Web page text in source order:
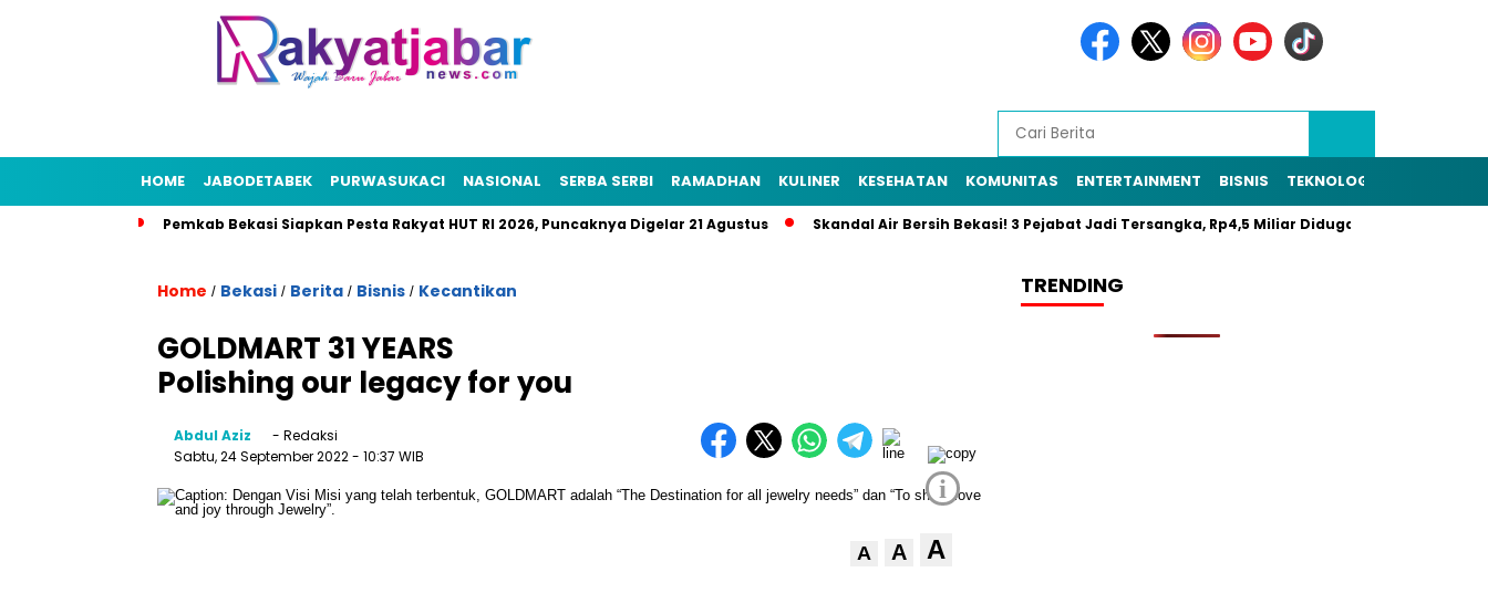
HOME JABODETABEK PURWASUKACI NASIONAL SERBA SERBI RAMADHAN KULINER KESEHATAN KOMUNITAS ENTERTAINMENT BISNIS TEKNOLOGI
Pemkab Bekasi Siapkan Pesta Rakyat HUT RI 2026, Puncaknya Digelar 21 Agustus Skandal Air Bersih Bekasi! 3 Pejabat Jadi Tersangka, Rp4,5 Miliar Diduga Raib
Home / Bekasi / Berita / Bisnis / Kecantikan
GOLDMART 31 YEARS
Polishing our legacy for you
Abdul Aziz
- Redaksi
Sabtu, 24 September 2022- 10:37 WIB
i
A A A
TRENDING